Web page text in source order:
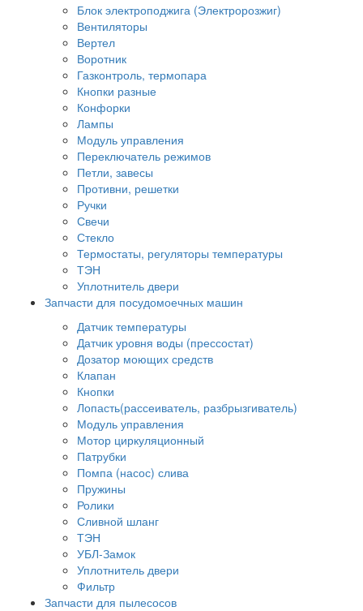
Блок электроподжига (Электророзжиг)
Вентиляторы
Вертел
Воротник
Газконтроль, термопара
Кнопки разные
Конфорки
Лампы
Модуль управления
Переключатель режимов
Петли, завесы
Противни, решетки
Ручки
Свечи
Стекло
Термостаты, регуляторы температуры
ТЭН
Уплотнитель двери
Запчасти для посудомоечных машин
Датчик температуры
Датчик уровня воды (прессостат)
Дозатор моющих средств
Клапан
Кнопки
Лопасть(рассеиватель, разбрызгиватель)
Модуль управления
Мотор циркуляционный
Патрубки
Помпа (насос) слива
Пружины
Ролики
Сливной шланг
ТЭН
УБЛ-Замок
Уплотнитель двери
Фильтр
Запчасти для пылесосов